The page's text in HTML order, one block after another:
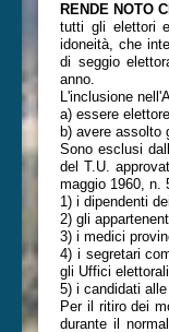
RENDE NOTO
tutti gli elettori
idoneità, che
di seggio
anno.
L'inclusione
a) essere
b) avere assolto
Sono esclusi
del T.U.
maggio 1960, n.
1) i dipendenti
2) gli
3) i medici
4) i segretari
gli Uffici
5) i candidati
Per il ritiro dei
durante il